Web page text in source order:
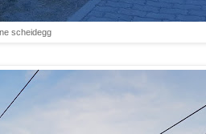
scheidegg